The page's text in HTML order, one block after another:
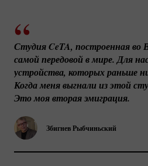
Збигнев Рыбчиньский
Студия CeTA, построенная во
самой передовой в мире. Для
устройства, которых раньше
Когда меня выгнали из этой
Это моя вторая эмиграция.